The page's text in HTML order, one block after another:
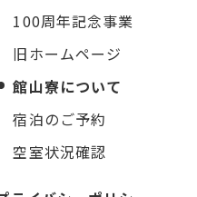
100周年記念事業
旧ホームページ
館山寮について
宿泊のご予約
空室状況確認